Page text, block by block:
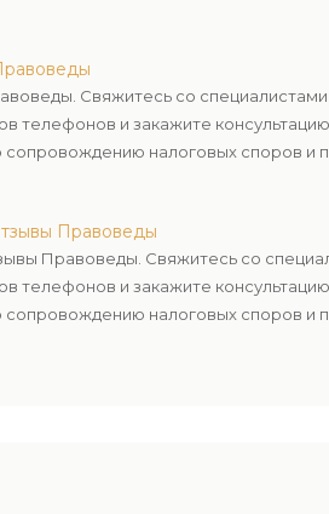
Свяжитесь со специалистами
телефонов и закажите
сопровождению налоговых споров и
Правоведы
Правоведы. Свяжитесь со
телефонов и закажите
сопровождению налоговых споров и